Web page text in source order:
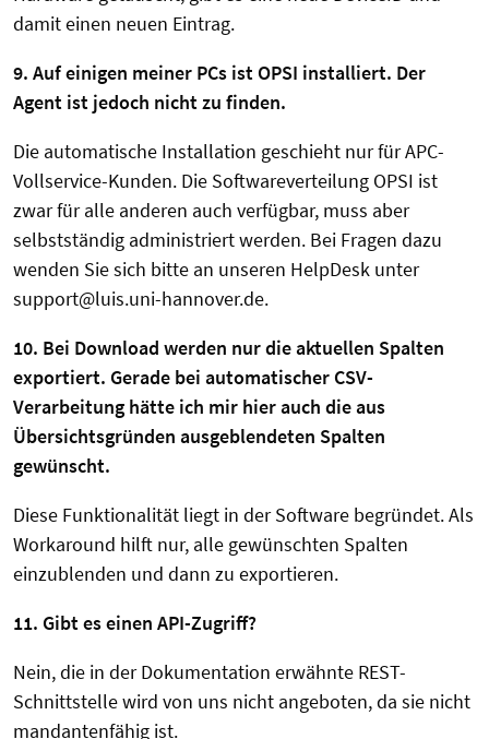
damit einen neuen Eintrag.
9. Auf einigen meiner PCs ist OPSI installiert. Der
Agent ist jedoch nicht zu finden.
Die automatische Installation geschieht nur für APC-
Vollservice-Kunden. Die Softwareverteilung OPSI ist
zwar für alle anderen auch verfügbar, muss aber
selbstständig administriert werden. Bei Fragen dazu
wenden Sie sich bitte an unseren HelpDesk unter
support@luis.uni-hannover.de.
10. Bei Download werden nur die aktuellen Spalten
exportiert. Gerade bei automatischer CSV-
Verarbeitung hätte ich mir hier auch die aus
Übersichtsgründen ausgeblendeten Spalten
gewünscht.
Diese Funktionalität liegt in der Software begründet. Als
Workaround hilft nur, alle gewünschten Spalten
einzublenden und dann zu exportieren.
11. Gibt es einen API-Zugriff?
Nein, die in der Dokumentation erwähnte REST-
Schnittstelle wird von uns nicht angeboten, da sie nicht
mandantenfähig ist.